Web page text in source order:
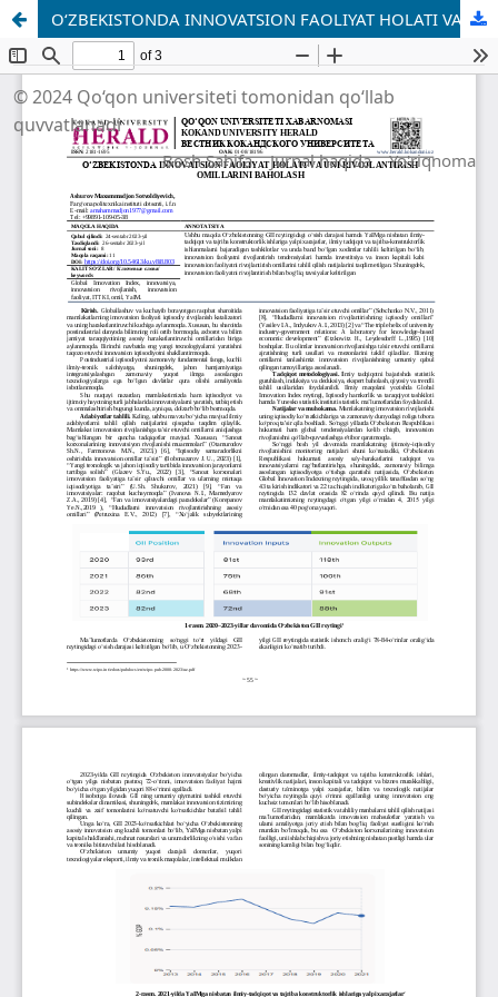
OʻZBEKISTONDA INNOVATSION FAOLIYAT HOLATI VA UNI RIVOJLANTIRISH OMILLARINI BAHOLASH
© 2024 Qo‘qon universiteti tomonidan qo‘llab
quvvatlanadi
Bosh Sahifa Jurnal haqida Yo'riqnoma